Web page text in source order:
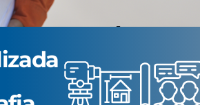
QUALQUER
MEDIÇÃO